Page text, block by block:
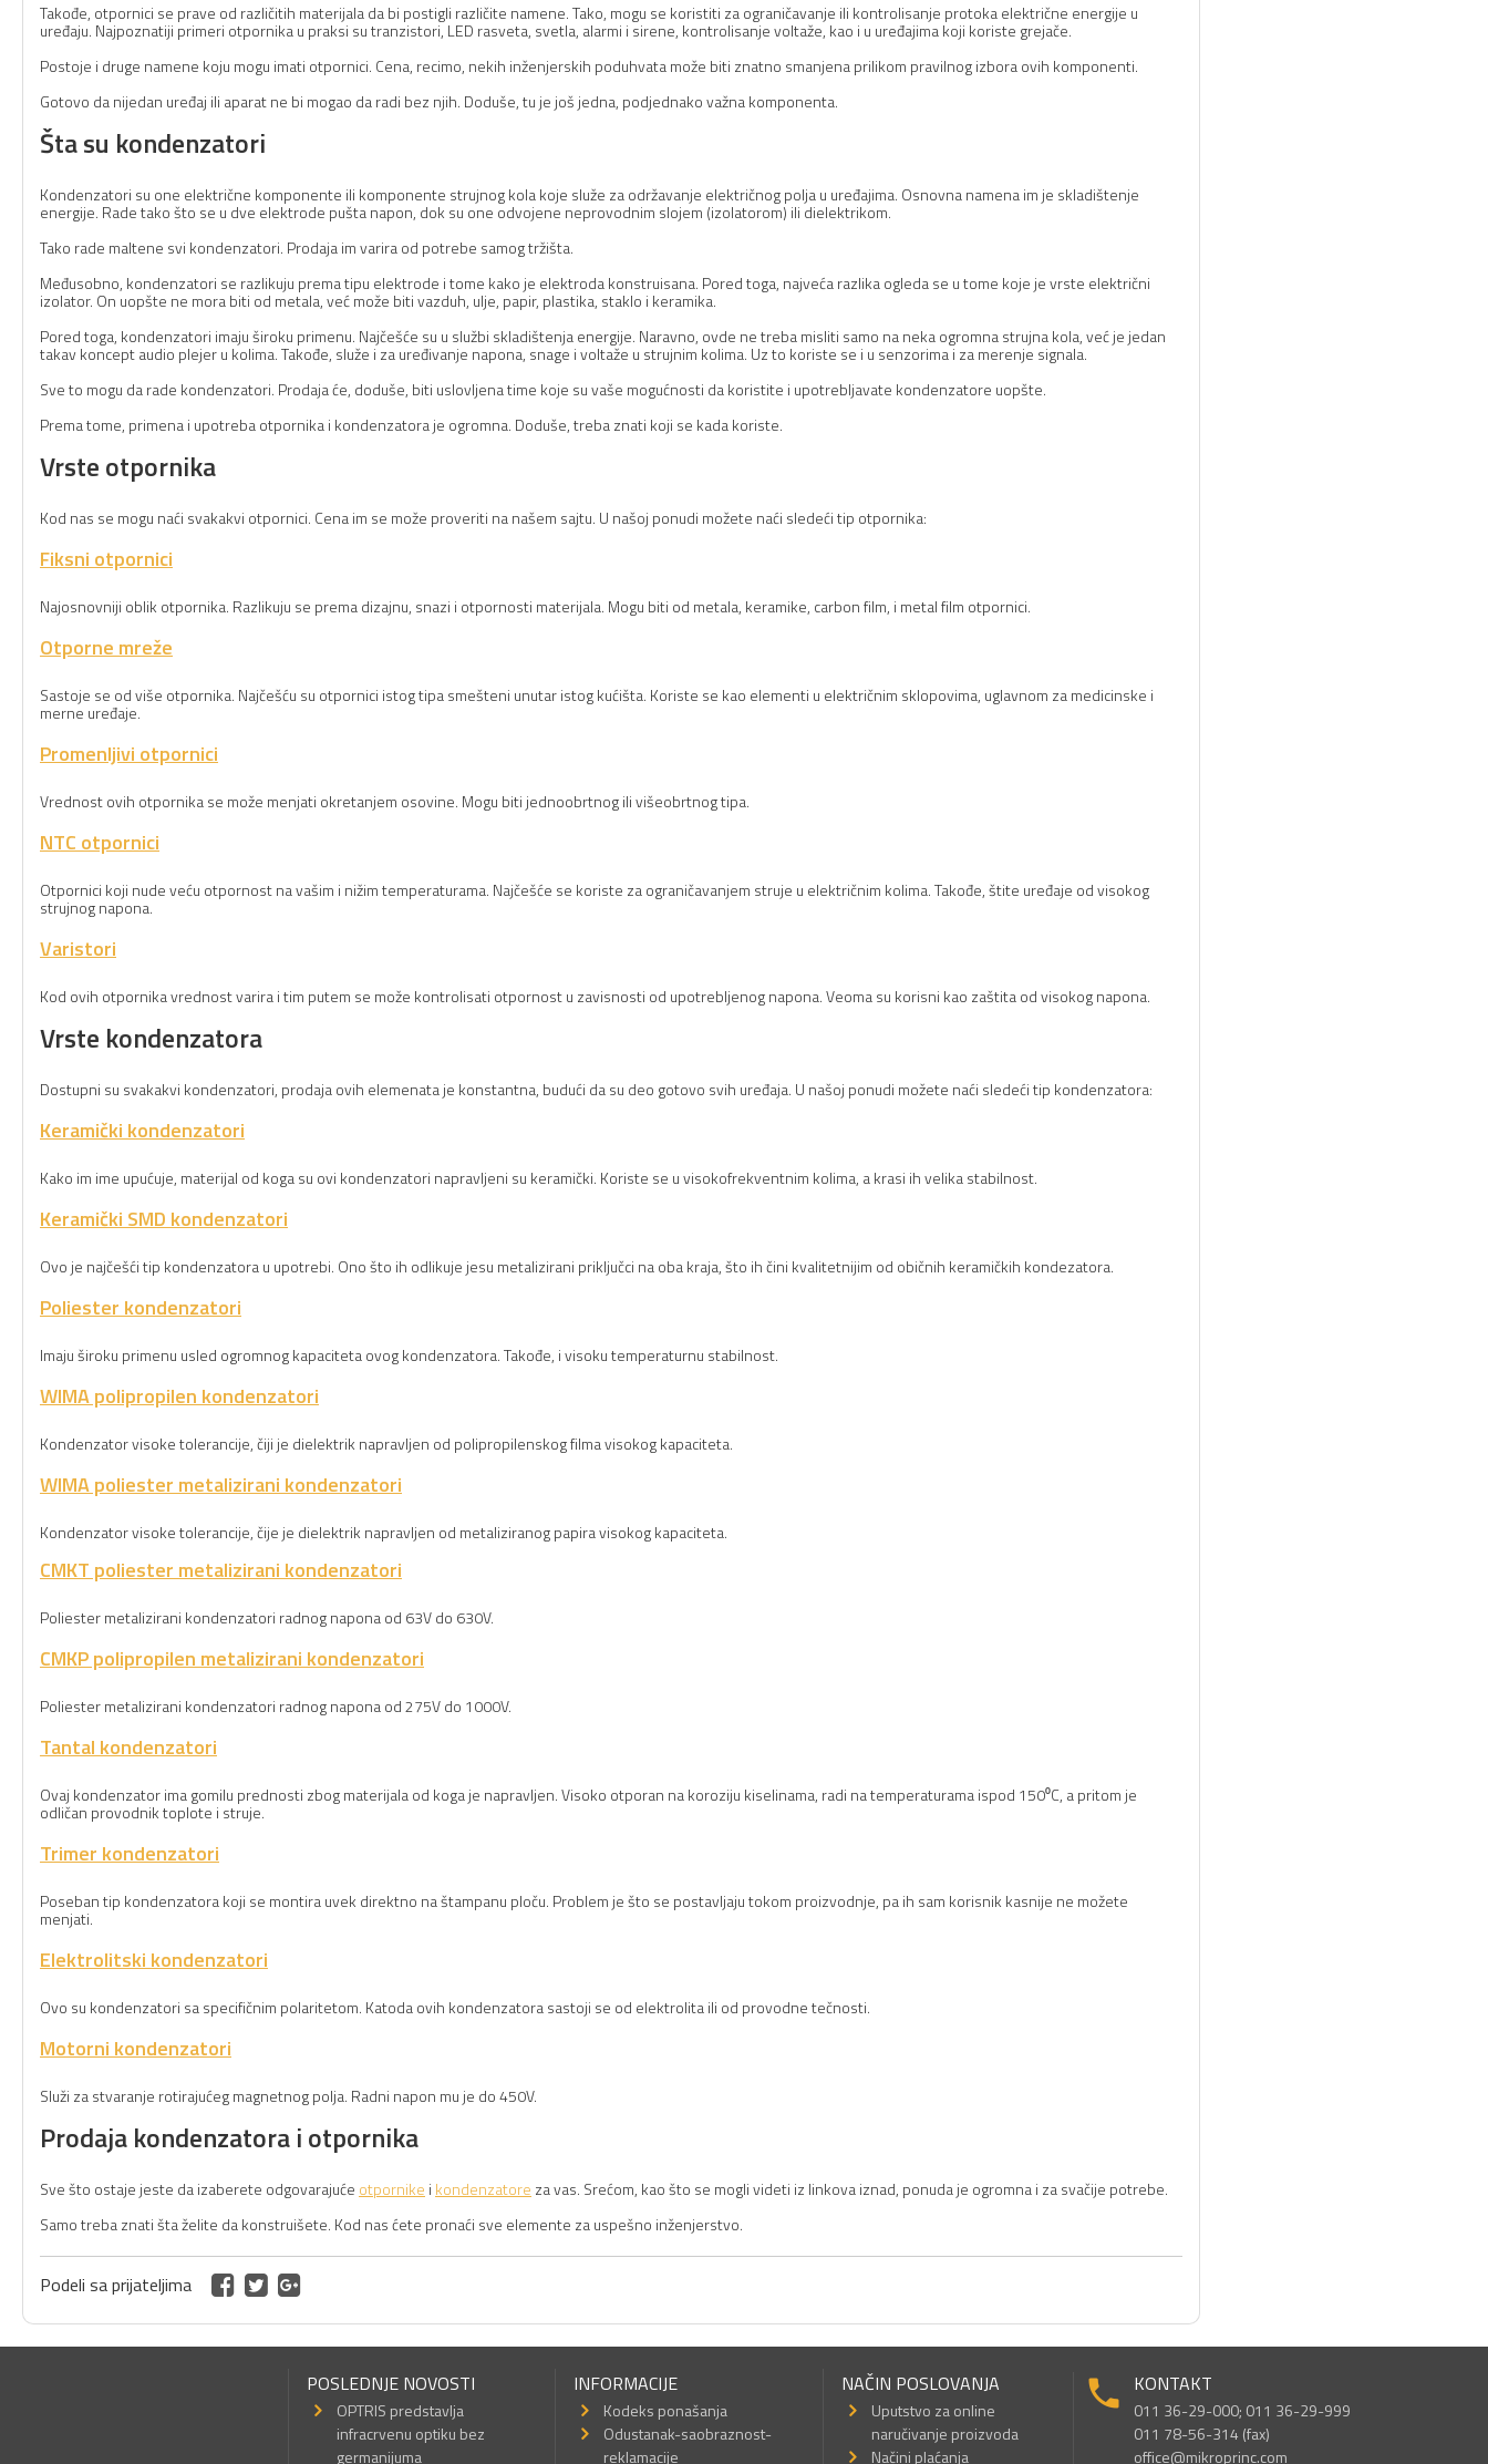
Takođe, otpornici se prave od različitih materijala da bi postigli različite namene. Tako, mogu se koristiti za ograničavanje ili kontrolisanje protoka električne energije u
uređaju. Najpoznatiji primeri otpornika u praksi su tranzistori, LED rasveta, svetla, alarmi i sirene, kontrolisanje voltaže, kao i u uređajima koji koriste grejače.
Postoje i druge namene koju mogu imati otpornici. Cena, recimo, nekih inženjerskih poduhvata može biti znatno smanjena prilikom pravilnog izbora ovih komponenti.
Gotovo da nijedan uređaj ili aparat ne bi mogao da radi bez njih. Doduše, tu je još jedna, podjednako važna komponenta.
Šta su kondenzatori
Kondenzatori su one električne komponente ili komponente strujnog kola koje služe za održavanje električnog polja u uređajima. Osnovna namena im je skladištenje
energije. Rade tako što se u dve elektrode pušta napon, dok su one odvojene neprovodnim slojem (izolatorom) ili dielektrikom.
Tako rade maltene svi kondenzatori. Prodaja im varira od potrebe samog tržišta.
Međusobno, kondenzatori se razlikuju prema tipu elektrode i tome kako je elektroda konstruisana. Pored toga, najveća razlika ogleda se u tome koje je vrste električni
izolator. On uopšte ne mora biti od metala, već može biti vazduh, ulje, papir, plastika, staklo i keramika.
Pored toga, kondenzatori imaju široku primenu. Najčešće su u službi skladištenja energije. Naravno, ovde ne treba misliti samo na neka ogromna strujna kola, već je jedan
takav koncept audio plejer u kolima. Takođe, služe i za uređivanje napona, snage i voltaže u strujnim kolima. Uz to koriste se i u senzorima i za merenje signala.
Sve to mogu da rade kondenzatori. Prodaja će, doduše, biti uslovljena time koje su vaše mogućnosti da koristite i upotrebljavate kondenzatore uopšte.
Prema tome, primena i upotreba otpornika i kondenzatora je ogromna. Doduše, treba znati koji se kada koriste.
Vrste otpornika
Kod nas se mogu naći svakakvi otpornici. Cena im se može proveriti na našem sajtu. U našoj ponudi možete naći sledeći tip otpornika:
Fiksni otpornici
Najosnovniji oblik otpornika. Razlikuju se prema dizajnu, snazi i otpornosti materijala. Mogu biti od metala, keramike, carbon film, i metal film otpornici.
Otporne mreže
Sastoje se od više otpornika. Najčešću su otpornici istog tipa smešteni unutar istog kućišta. Koriste se kao elementi u električnim sklopovima, uglavnom za medicinske i
merne uređaje.
Promenljivi otpornici
Vrednost ovih otpornika se može menjati okretanjem osovine. Mogu biti jednoobrtnog ili višeobrtnog tipa.
NTC otpornici
Otpornici koji nude veću otpornost na vašim i nižim temperaturama. Najčešće se koriste za ograničavanjem struje u električnim kolima. Takođe, štite uređaje od visokog
strujnog napona.
Varistori
Kod ovih otpornika vrednost varira i tim putem se može kontrolisati otpornost u zavisnosti od upotrebljenog napona. Veoma su korisni kao zaštita od visokog napona.
Vrste kondenzatora
Dostupni su svakakvi kondenzatori, prodaja ovih elemenata je konstantna, budući da su deo gotovo svih uređaja. U našoj ponudi možete naći sledeći tip kondenzatora:
Keramički kondenzatori
Kako im ime upućuje, materijal od koga su ovi kondenzatori napravljeni su keramički. Koriste se u visokofrekventnim kolima, a krasi ih velika stabilnost.
Keramički SMD kondenzatori
Ovo je najčešći tip kondenzatora u upotrebi. Ono što ih odlikuje jesu metalizirani priključci na oba kraja, što ih čini kvalitetnijim od običnih keramičkih kondezatora.
Poliester kondenzatori
Imaju široku primenu usled ogromnog kapaciteta ovog kondenzatora. Takođe, i visoku temperaturnu stabilnost.
WIMA polipropilen kondenzatori
Kondenzator visoke tolerancije, čiji je dielektrik napravljen od polipropilenskog filma visokog kapaciteta.
WIMA poliester metalizirani kondenzatori
Kondenzator visoke tolerancije, čije je dielektrik napravljen od metaliziranog papira visokog kapaciteta.
CMKT poliester metalizirani kondenzatori
Poliester metalizirani kondenzatori radnog napona od 63V do 630V.
CMKP polipropilen metalizirani kondenzatori
Poliester metalizirani kondenzatori radnog napona od 275V do 1000V.
Tantal kondenzatori
Ovaj kondenzator ima gomilu prednosti zbog materijala od koga je napravljen. Visoko otporan na koroziju kiselinama, radi na temperaturama ispod 150⁰C, a pritom je
odličan provodnik toplote i struje.
Trimer kondenzatori
Poseban tip kondenzatora koji se montira uvek direktno na štampanu ploču. Problem je što se postavljaju tokom proizvodnje, pa ih sam korisnik kasnije ne možete
menjati.
Elektrolitski kondenzatori
Ovo su kondenzatori sa specifičnim polaritetom. Katoda ovih kondenzatora sastoji se od elektrolita ili od provodne tečnosti.
Motorni kondenzatori
Služi za stvaranje rotirajućeg magnetnog polja. Radni napon mu je do 450V.
Prodaja kondenzatora i otpornika
Sve što ostaje jeste da izaberete odgovarajuće otpornike i kondenzatore za vas. Srećom, kao što se mogli videti iz linkova iznad, ponuda je ogromna i za svačije potrebe.
Samo treba znati šta želite da konstruišete. Kod nas ćete pronaći sve elemente za uspešno inženjerstvo.
Podeli sa prijateljima
POSLEDNJE NOVOSTI
OPTRIS predstavlja
infracrvenu optiku bez
germanijuma
INFORMACIJE
Kodeks ponašanja
Odustanak-saobraznost-
reklamacije
NAČIN POSLOVANJA
Uputstvo za online
naručivanje proizvoda
Načini plaćanja
KONTAKT
011 36-29-000; 011 36-29-999
011 78-56-314 (fax)
office@mikroprinc.com